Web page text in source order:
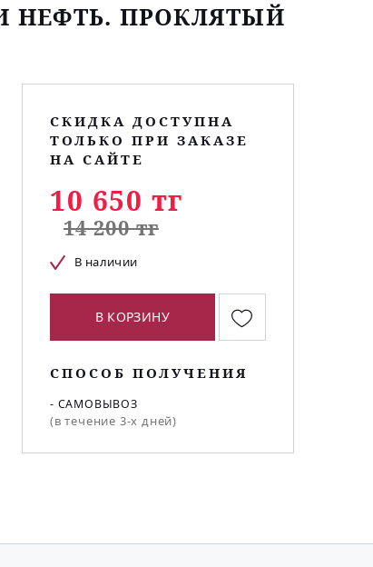
НЕФТЬ. ПРОКЛЯТЫЙ
СКИДКА ДОСТУПНА
ТОЛЬКО ПРИ ЗАКАЗЕ
НА САЙТЕ
10 650 тг
14 200 тг
В наличии
В КОРЗИНУ
СПОСОБ ПОЛУЧЕНИЯ
- САМОВЫВОЗ
(в течение 3-х дней)